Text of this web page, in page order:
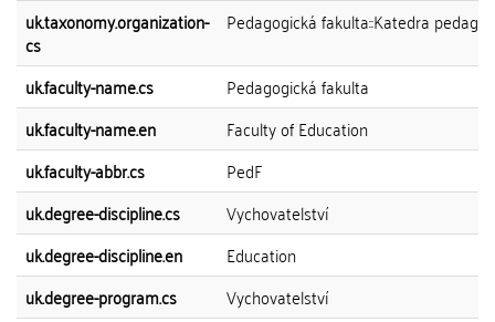
uk.taxonomy.organization-
cs
Pedagogická fakulta::Katedra
uk.faculty-name.cs
Pedagogická fakulta
uk.faculty-name.en
Faculty of Education
uk.faculty-abbr.cs
PedF
uk.degree-discipline.cs
Vychovatelství
uk.degree-discipline.en
Education
uk.degree-program.cs
Vychovatelství